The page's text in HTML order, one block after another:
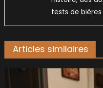
tests de
Articles similaires